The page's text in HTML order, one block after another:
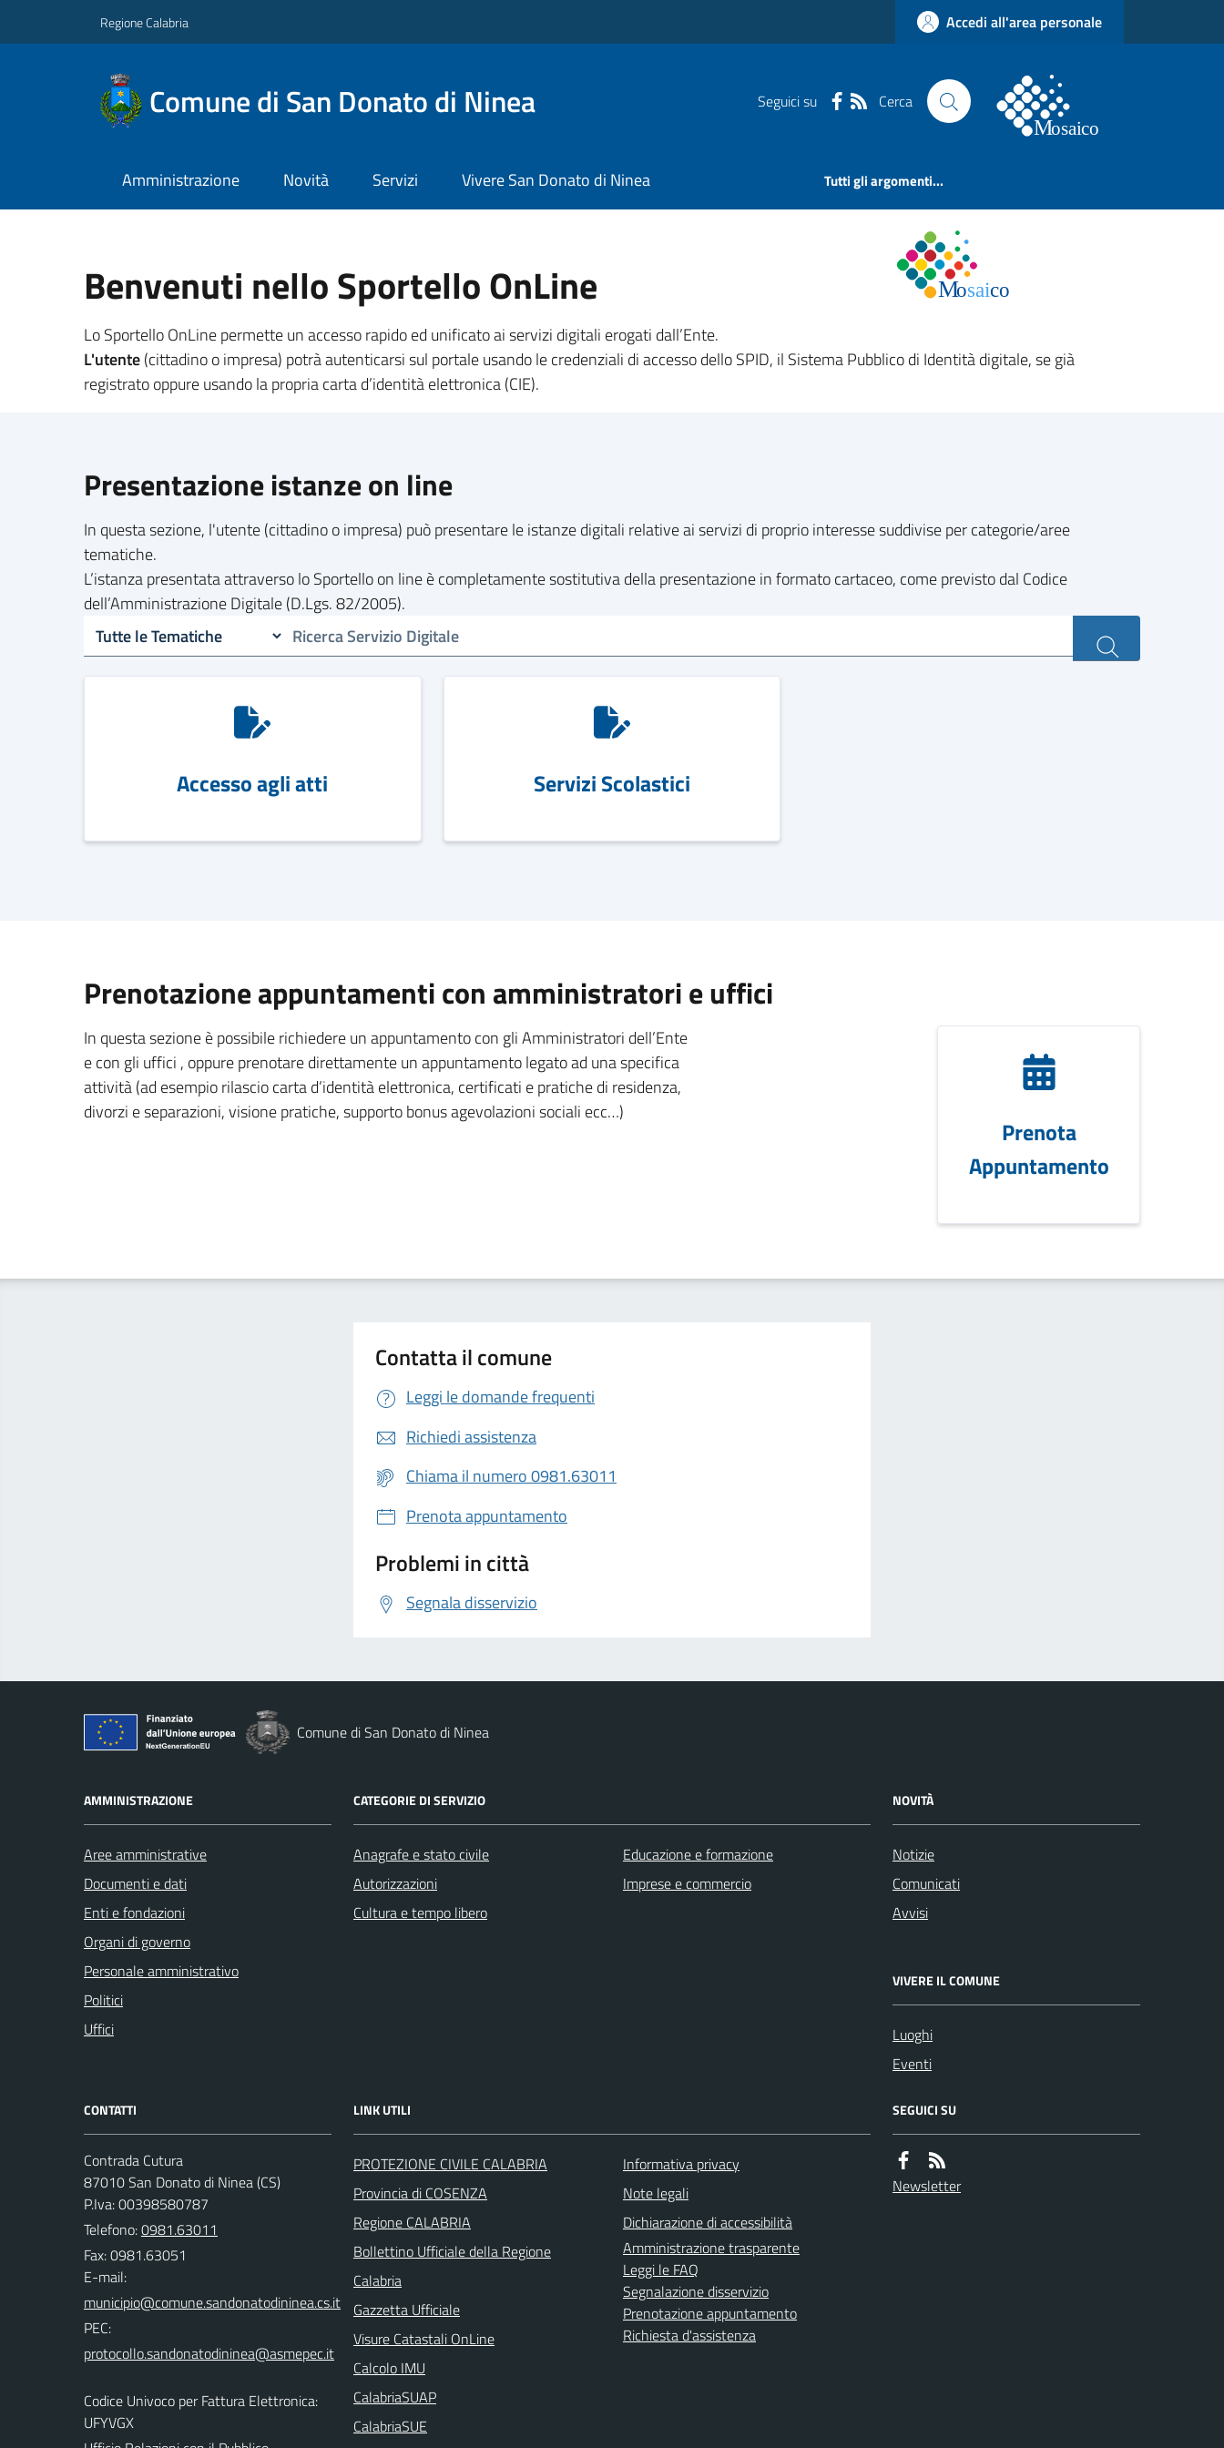
Regione Calabria Accedi all'area personale
Comune di San Donato di Ninea Seguici su Cerca
Amministrazione Novità Servizi Vivere San Donato di Ninea Tutti gli argomenti...
Benvenuti nello Sportello OnLine
Lo Sportello OnLine permette un accesso rapido ed unificato ai servizi digitali erogati dall’Ente.
L'utente(cittadino o impresa) potrà autenticarsi sul portale usando le credenziali di accesso dello SPID, il Sistema Pubblico di Identità digitale, se già
registrato oppure usando la propria carta d’identità elettronica (CIE).
Presentazione istanze on line
In questa sezione, l'utente (cittadino o impresa) può presentare le istanze digitali relative ai servizi di proprio interesse suddivise per categorie/aree
tematiche.
L’istanza presentata attraverso lo Sportello on line è completamente sostitutiva della presentazione in formato cartaceo, come previsto dal Codice
dell’Amministrazione Digitale (D.Lgs. 82/2005).
Accesso agli atti Servizi Scolastici
Prenotazione appuntamenti con amministratori e uffici
In questa sezione è possibile richiedere un appuntamento con gli Amministratori dell’Ente
e con gli uffici , oppure prenotare direttamente un appuntamento legato ad una specifica
attività (ad esempio rilascio carta d’identità elettronica, certificati e pratiche di residenza,
divorzi e separazioni, visione pratiche, supporto bonus agevolazioni sociali ecc…)
Prenota
Appuntamento
Contatta il comune
Leggi le domande frequenti
Richiedi assistenza
Chiama il numero 0981.63011
Prenota appuntamento
Problemi in città
Segnala disservizio
Comune di San Donato di Ninea
AMMINISTRAZIONE
Aree amministrative
Documenti e dati
Enti e fondazioni
Organi di governo
Personale amministrativo
Politici
Uffici
CATEGORIE DI SERVIZIO
Anagrafe e stato civile
Autorizzazioni
Cultura e tempo libero
Educazione e formazione
Imprese e commercio
NOVITÀ
Notizie
Comunicati
Avvisi
VIVERE IL COMUNE
Luoghi
Eventi
CONTATTI
Contrada Cutura
87010 San Donato di Ninea (CS)
P.Iva: 00398580787
Telefono:0981.63011
Fax: 0981.63051
E-mail:
PEC:
Codice Univoco per Fattura Elettronica:
UFYVGX
LINK UTILI
PROTEZIONE CIVILE CALABRIA
Provincia di COSENZA
Regione CALABRIA
Bollettino Ufficiale della Regione
Calabria
Gazzetta Ufficiale
Visure Catastali OnLine
Calcolo IMU
CalabriaSUAP
CalabriaSUE
Informativa privacy
Note legali
Dichiarazione di accessibilità
Amministrazione trasparente
Leggi le FAQ
Segnalazione disservizio
Prenotazione appuntamento
Richiesta d'assistenza
SEGUICI SU
Newsletter